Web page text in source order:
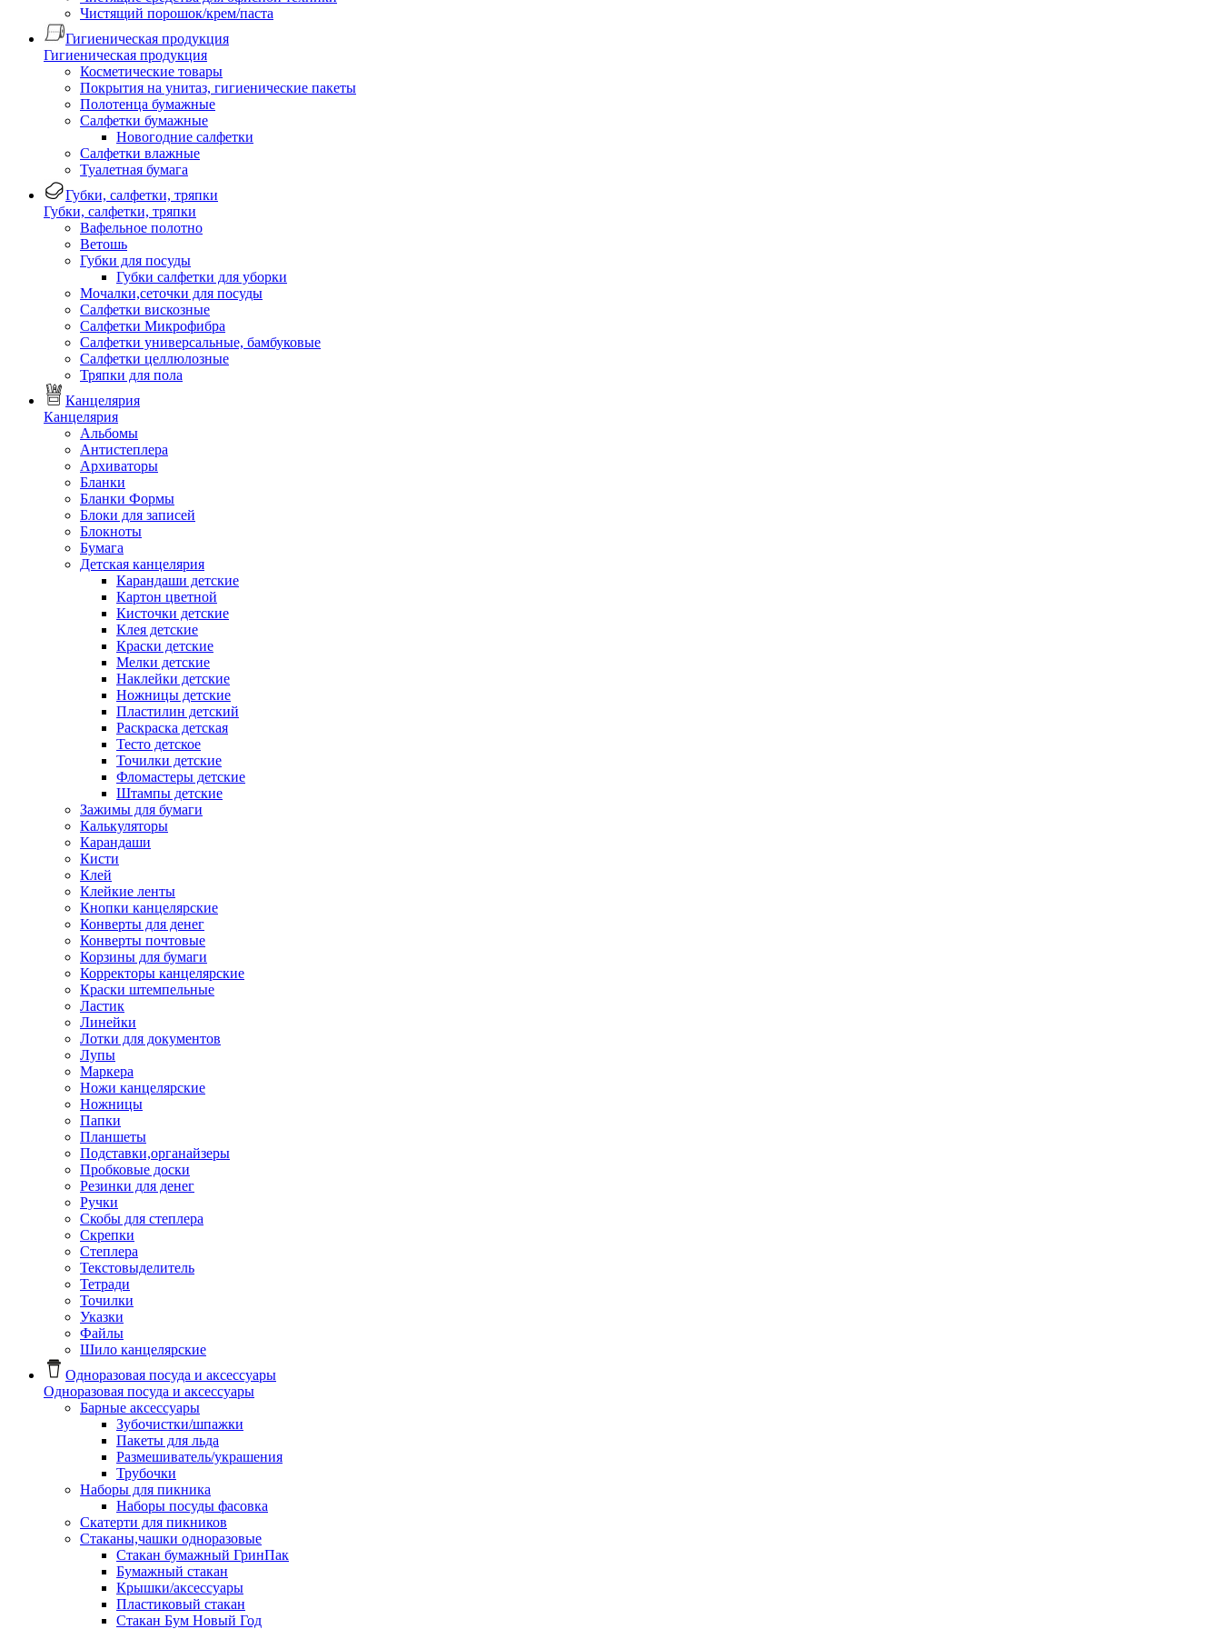
Чистящий порошок/крем/паста
Гигиеническая продукция
Гигиеническая продукция
Косметические товары
Покрытия на унитаз, гигиенические пакеты
Полотенца бумажные
Салфетки бумажные
Новогодние салфетки
Салфетки влажные
Туалетная бумага
Губки, салфетки, тряпки
Губки, салфетки, тряпки
Вафельное полотно
Ветошь
Губки для посуды
Губки салфетки для уборки
Мочалки,сеточки для посуды
Салфетки вискозные
Салфетки Микрофибра
Салфетки универсальные, бамбуковые
Салфетки целлюлозные
Тряпки для пола
Канцелярия
Канцелярия
Альбомы
Антистеплера
Архиваторы
Бланки
Бланки Формы
Блоки для записей
Блокноты
Бумага
Детская канцелярия
Карандаши детские
Картон цветной
Кисточки детские
Клея детские
Краски детские
Мелки детские
Наклейки детские
Ножницы детские
Пластилин детский
Раскраска детская
Тесто детское
Точилки детские
Фломастеры детские
Штампы детские
Зажимы для бумаги
Калькуляторы
Карандаши
Кисти
Клей
Клейкие ленты
Кнопки канцелярские
Конверты для денег
Конверты почтовые
Корзины для бумаги
Корректоры канцелярские
Краски штемпельные
Ластик
Линейки
Лотки для документов
Лупы
Маркера
Ножи канцелярские
Ножницы
Папки
Планшеты
Подставки,органайзеры
Пробковые доски
Резинки для денег
Ручки
Скобы для степлера
Скрепки
Степлера
Текстовыделитель
Тетради
Точилки
Указки
Файлы
Шило канцелярские
Одноразовая посуда и аксессуары
Одноразовая посуда и аксессуары
Барные аксессуары
Зубочистки/шпажки
Пакеты для льда
Размешиватель/украшения
Трубочки
Наборы для пикника
Наборы посуды фасовка
Скатерти для пикников
Стаканы,чашки одноразовые
Cтакан бумажный ГринПак
Бумажный стакан
Крышки/аксессуары
Пластиковый стакан
Стакан Бум Новый Год